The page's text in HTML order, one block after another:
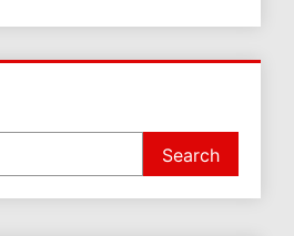
Search